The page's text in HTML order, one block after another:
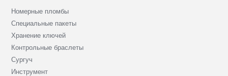
Номерные пломбы
Специальные пакеты
Хранение ключей
Контрольные браслеты
Сургуч
Инструмент